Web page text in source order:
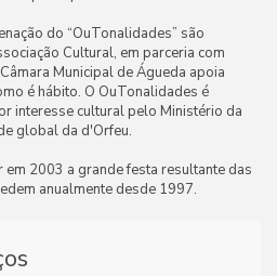
do “OuTonalidades” são
Cultural, em parceria com
Municipal de Águeda apoia
é hábito. O OuTonalidades é
interesse cultural pelo Ministério da
global da d'Orfeu.
2003 a grande festa resultante das
anualmente desde 1997.